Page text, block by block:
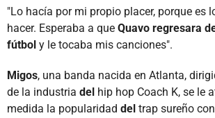
"Lo hacía por mi propio placer, porque es
hacer. Esperaba a que Quavo regresara
fútbol y le tocaba mis canciones".
Migos, una banda nacida en Atlanta,
de la industria del hip hop Coach K, se le
medida la popularidad del trap sureño